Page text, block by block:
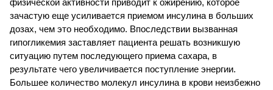
физической активности приводит к ожирению, которое
зачастую еще усиливается приемом инсулина в больших
дозах, чем это необходимо. Впоследствии вызванная
гипогликемия заставляет пациента решать возникшую
ситуацию путем последующего приема сахара, в
результате чего увеличивается поступление энергии.
Большее количество молекул инсулина в крови неизбежно